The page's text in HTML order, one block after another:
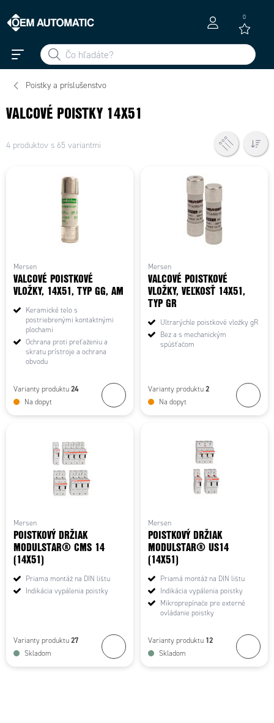
0
Poistky a príslušenstvo
VALCOVÉ POISTKY 14X51
4 produktov s 65 variantmi
Mersen
VALCOVÉ POISTKOVÉ
VLOŽKY, 14X51, TYP GG, AM
Keramické telo s
postriebrenými kontaktnými
plochami
Ochrana proti preťaženiu a
skratu prístroje a ochrana
obvodu
Varianty produktu 24
Na dopyt
Mersen
VALCOVÉ POISTKOVÉ
VLOŽKY, VEĽKOSŤ 14X51,
TYP GR
Ultrarýchle poistkové vložky gR
Bez a s mechanickým
spúšťačom
Varianty produktu 2
Na dopyt
Mersen
POISTKOVÝ DRŽIAK
MODULSTAR® CMS 14
(14X51)
Priama montáž na DIN lištu
Indikácia vypálenia poistky
Varianty produktu 27
Skladom
Mersen
POISTKOVÝ DRŽIAK
MODULSTAR® US14
(14X51)
Priamá montáž na DIN lištu
Indikácia vypálenia poistky
Mikroprepínače pre externé
ovládanie poistky
Varianty produktu 12
Skladom